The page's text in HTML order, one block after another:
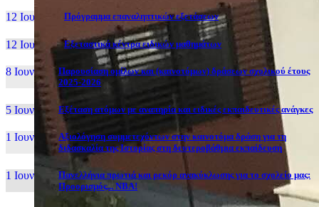
12 Ιουν, 26 Πρόγραμμα επαναληπτικών εξετάσεων
12 Ιουν, 26 Εξεταστικά κέντρα ειδικών μαθημάτων
8 Ιουν, 26
Παρουσίαση ομίλων και (καινοτόμων) δράσεων σχολικού έτους
2025-2026
5 Ιουν, 26 Εξέταση ατόμων με αναπηρία και ειδικές εκπαιδευτικές ανάγκες
1 Ιουν, 26
Αξιολόγηση συμμετεχόντων στην καινοτόμα δράση για τη
διδασκαλία της Ιστορίας στη δευτεροβάθμια εκπαίδευση
1 Ιουν, 26
Πανελλήνια πρωτιά και ρεκόρ ανακύκλωσης για το σχολείο μας:
Προορισμός... NBA!